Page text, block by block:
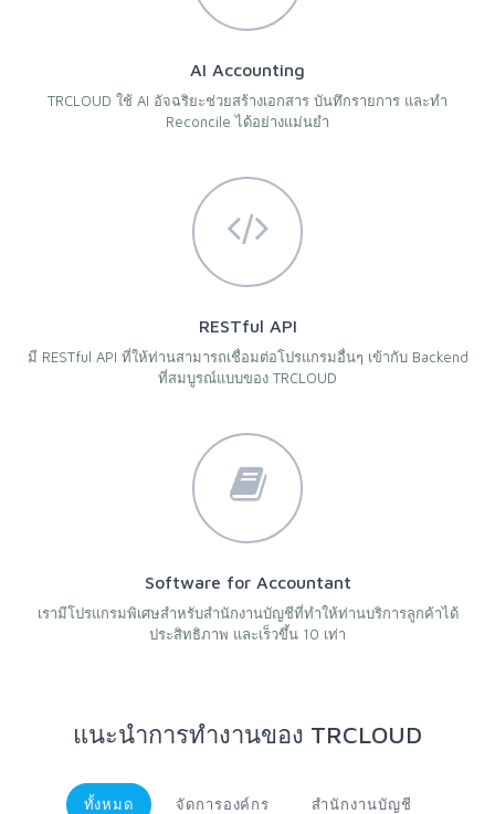
AI Accounting
TRCLOUD ใช้ AI อัจฉริยะช่วยสร้างเอกสาร บันทึกรายการ และทำ
Reconcile ได้อย่างแม่นยำ
RESTful API
มี RESTful API ที่ให้ท่านสามารถเชื่อมต่อโปรแกรมอื่นๆ เข้ากับ Backend
ที่สมบูรณ์แบบของ TRCLOUD
Software for Accountant
เรามีโปรแกรมพิเศษสำหรับสำนักงานบัญชีที่ทำให้ท่านบริการลูกค้าได้
ประสิทธิภาพ และเร็วขึ้น 10 เท่า
แนะนำการทำงานของ TRCLOUD
ทั้งหมด จัดการองค์กร สำนักงานบัญชี